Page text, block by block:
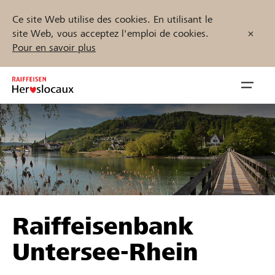
Ce site Web utilise des cookies. En utilisant le
site Web, vous acceptez l'emploi de cookies.
Pour en savoir plus
Inhalt
springen
öffnen
Parrainer
Soutien & assistance
Trouvez des projets et des organisations
Démarrez maintenant
Raiffeisenbank
Untersee-Rhein